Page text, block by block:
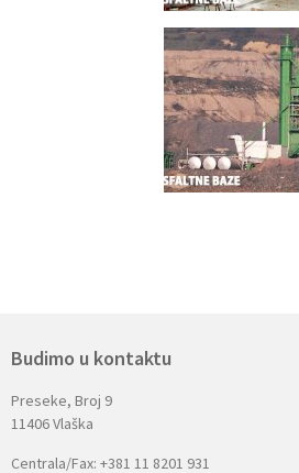
Budimo u kontaktu
Preseke, Broj 9
11406 Vlaška
Centrala/Fax: +381 11 8201 931